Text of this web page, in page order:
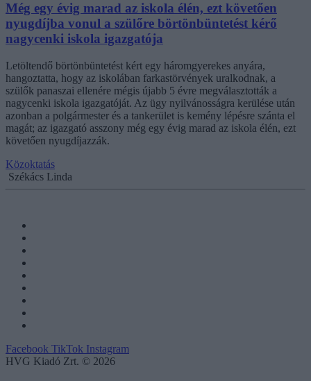
Még egy évig marad az iskola élén, ezt követően
nyugdíjba vonul a szülőre börtönbüntetést kérő
nagycenki iskola igazgatója
Letöltendő börtönbüntetést kért egy háromgyerekes anyára,
hangoztatta, hogy az iskolában farkastörvények uralkodnak, a
szülők panaszai ellenére mégis újabb 5 évre megválasztották a
nagycenki iskola igazgatóját. Az ügy nyilvánosságra kerülése után
azonban a polgármester és a tankerület is kemény lépésre szánta el
magát; az igazgató asszony még egy évig marad az iskola élén, ezt
követően nyugdíjazzák.
Közoktatás
Székács Linda
Facebook TikTok Instagram
HVG Kiadó Zrt. © 2026